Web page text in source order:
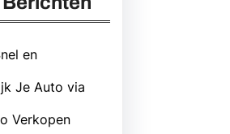
en
Je Auto via
Verkopen